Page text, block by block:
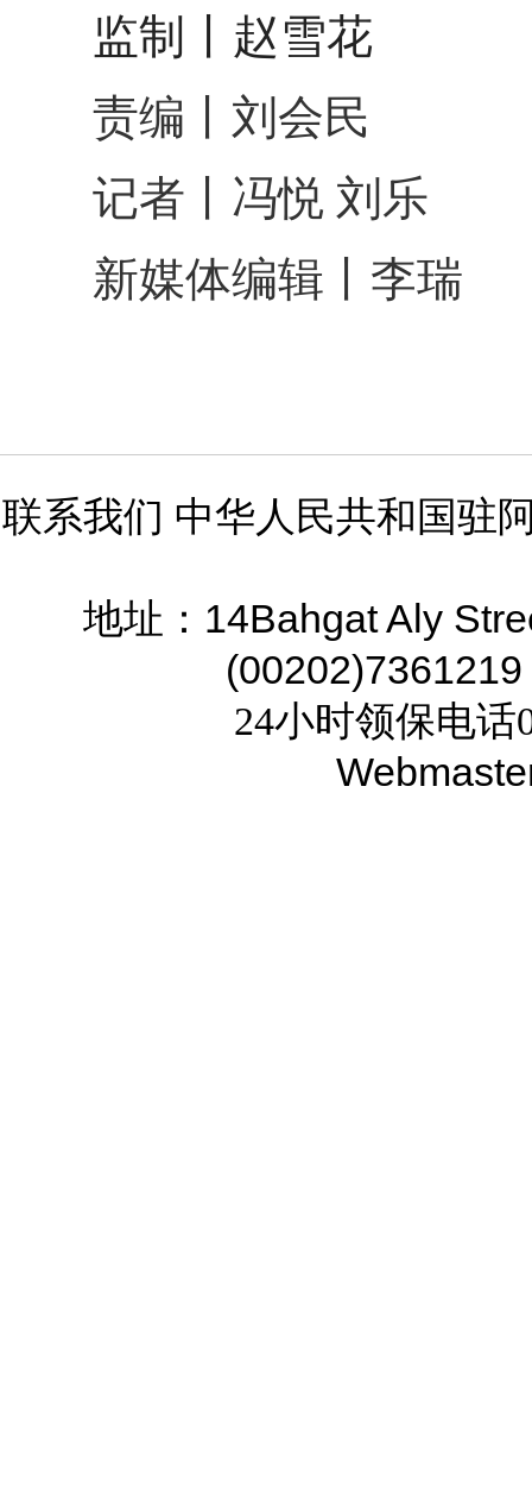
监制丨赵雪花
责编丨刘会民
记者丨冯悦 刘乐
新媒体编辑丨李瑞
联系我们 中华人民共和国驻
地址： 14Bahgat Aly
(00202)7361219
24小时领保电话